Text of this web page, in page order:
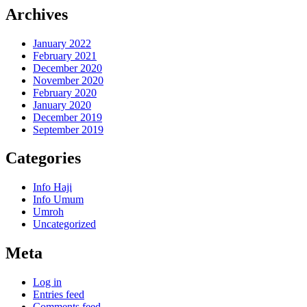
Archives
January 2022
February 2021
December 2020
November 2020
February 2020
January 2020
December 2019
September 2019
Categories
Info Haji
Info Umum
Umroh
Uncategorized
Meta
Log in
Entries feed